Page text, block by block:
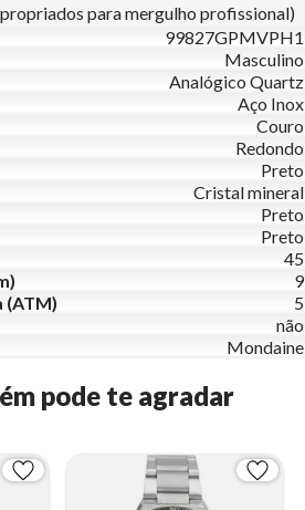
para mergulho profissional)
99827GPMVPH1
Masculino
Analógico Quartz
Aço Inox
Couro
Redondo
Preto
Cristal mineral
Preto
Preto
45
9
(ATM)
5
não
Mondaine
pode te agradar